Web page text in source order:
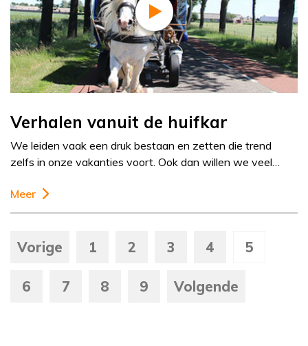
Verhalen vanuit de huifkar
We leiden vaak een druk bestaan en zetten die trend
zelfs in onze vakanties voort. Ook dan willen we veel…
Meer
Vorige 1 2 3 4 5
6 7 8 9 Volgende